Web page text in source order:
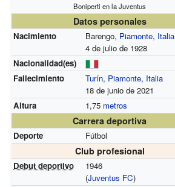
Boniperti en la Juventus
Datos personales
Nacimiento Barengo, Piamonte, Italia
4 de julio de 1928
Nacionalidad(es)
Fallecimiento
Turín, Piamonte, Italia
18 de junio de 2021
Altura
1,75 metros
Carrera deportiva
Deporte Fútbol
Club profesional
Debut deportivo
1946
(Juventus FC)